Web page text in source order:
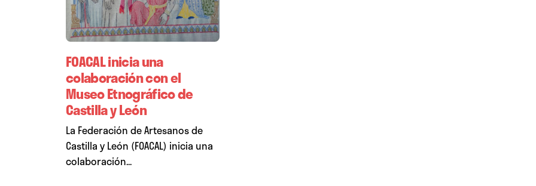
FOACAL inicia una
colaboración con el
Museo Etnográfico de
Castilla y León
La Federación de Artesanos de
Castilla y León (FOACAL) inicia una
colaboración...